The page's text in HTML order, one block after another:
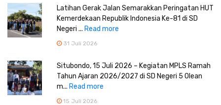
Latihan Gerak Jalan Semarakkan Peringatan HUT
Kemerdekaan Republik Indonesia Ke-81 di SD
Negeri ... Read more
31 Juli 2026
Situbondo, 15 Juli 2026 – Kegiatan MPLS Ramah
Tahun Ajaran 2026/2027 di SD Negeri 5 Olean
m... Read more
15 Juli 2026